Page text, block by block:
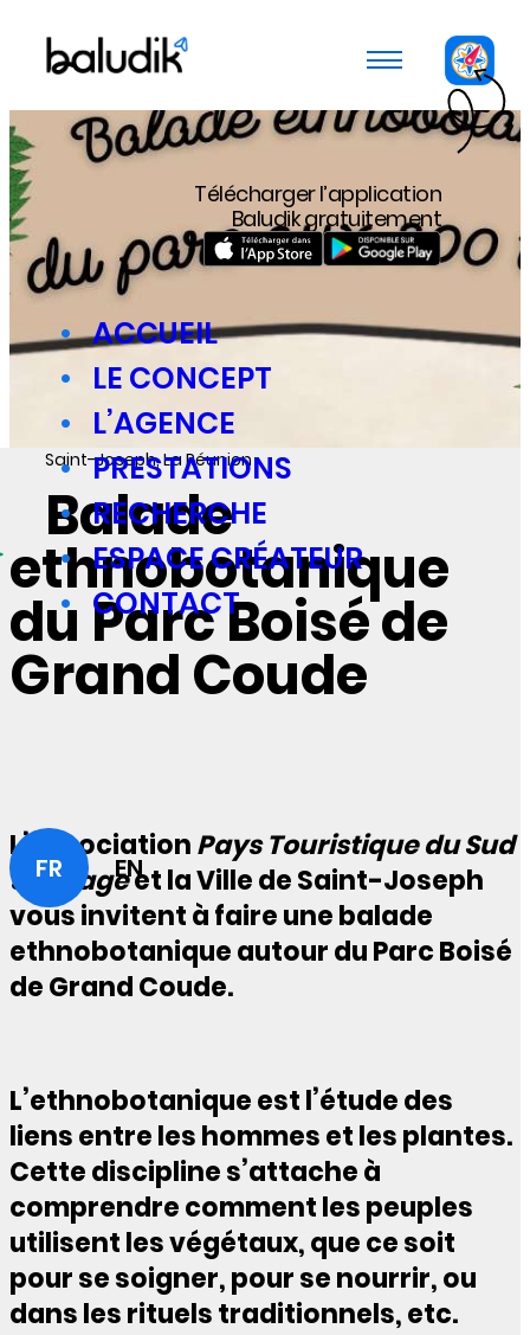
ACCUEIL
LE CONCEPT
L’AGENCE
PRESTATIONS
RECHERCHE
ESPACE CRÉATEUR
CONTACT
FR EN
Télécharger l’application
Baludik gratuitement
Saint-Joseph, La Réunion
Balade
ethnobotanique
du Parc Boisé de
Grand Coude
L’associationPays Touristique du Sud
Sauvageet la Ville de Saint-Joseph
vous invitent à faire une balade
ethnobotanique autour du Parc Boisé
de Grand Coude.
L’ethnobotanique est l’étude des
liens entre les hommes et les plantes.
Cette discipline s’attache à
comprendre comment les peuples
utilisent les végétaux, que ce soit
pour se soigner, pour se nourrir, ou
dans les rituels traditionnels, etc.